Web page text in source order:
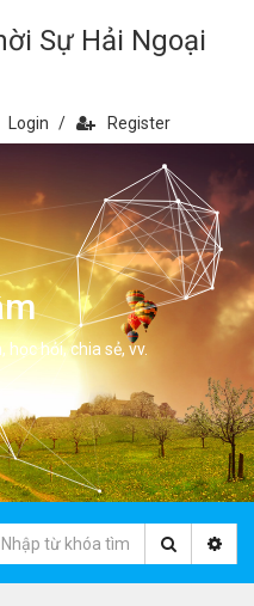
Sự Hải Ngoại
Login / Register
hỏi, chia sẻ, vv.